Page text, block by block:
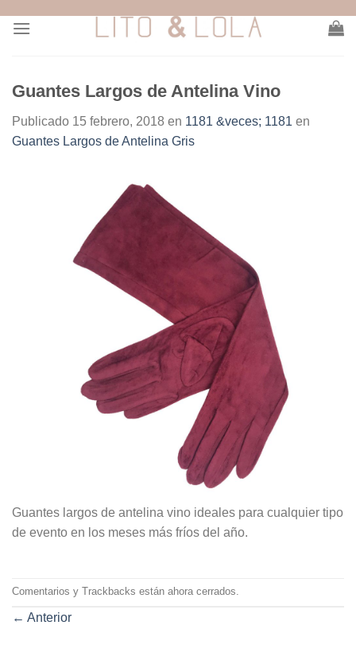
Guantes Largos de Antelina Vino
Publicado 15 febrero, 2018 en 1181 &veces; 1181 en
Guantes Largos de Antelina Gris
Guantes largos de antelina vino ideales para cualquier tipo
de evento en los meses más fríos del año.
Comentarios y Trackbacks están ahora cerrados.
← Anterior